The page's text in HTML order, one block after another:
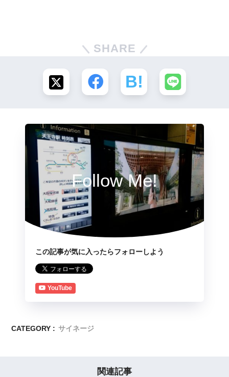
SHARE
Follow Me!
この記事が気に入ったらフォローしよう
YouTube
CATEGORY : サイネージ
関連記事